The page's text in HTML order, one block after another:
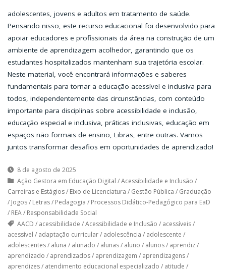
adolescentes, jovens e adultos em tratamento de saúde.
Pensando nisso, este recurso educacional foi desenvolvido para
apoiar educadores e profissionais da área na construção de um
ambiente de aprendizagem acolhedor, garantindo que os
estudantes hospitalizados mantenham sua trajetória escolar.
Neste material, você encontrará informações e saberes
fundamentais para tornar a educação acessível e inclusiva para
todos, independentemente das circunstâncias, com conteúdo
importante para disciplinas sobre acessibilidade e inclusão,
educação especial e inclusiva, práticas inclusivas, educação em
espaços não formais de ensino, Libras, entre outras. Vamos
juntos transformar desafios em oportunidades de aprendizado!
8 de agosto de 2025
Ação Gestora em Educação Digital /Acessibilidade e Inclusão /
Carreiras e Estágios/ Eixo de Licenciatura / Gestão Pública / Graduação
/ Jogos/ Letras/ Pedagogia / Processos Didático-Pedagógico para EaD
/ REA/ Responsabilidade Social
AACD / acessibilidade /Acessibilidade e Inclusão / acessíveis/
acessível / adaptação curricular/ adolescência / adolescente /
adolescentes/ aluna / alunado / alunas/ aluno / alunos/ aprendiz/
aprendizado / aprendizados/ aprendizagem / aprendizagens/
aprendizes/ atendimento educacional especializado / atitude /